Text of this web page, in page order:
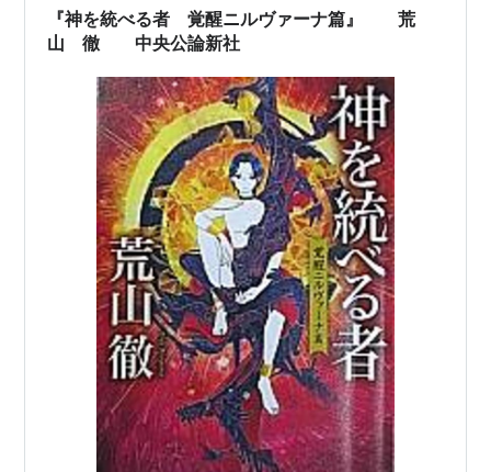
せる敵を倒しながら生き残るロ…
『神を統べる者 覚醒ニルヴァーナ篇』 荒
山 徹 中央公論新社